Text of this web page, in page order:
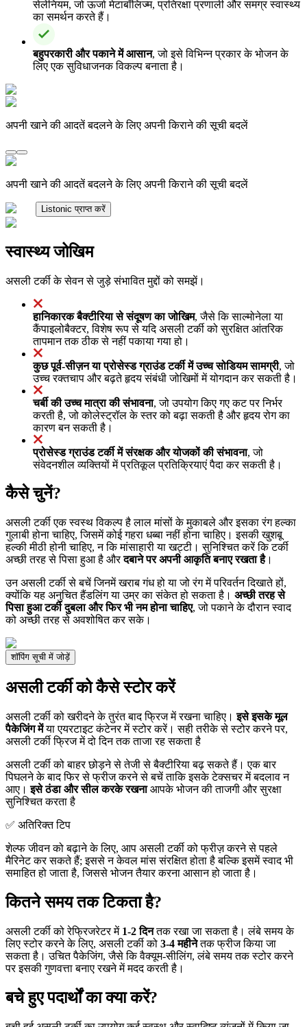
सेलेनियम, जो ऊर्जा मेटाबॉलिज्म, प्रतिरक्षा प्रणाली और समग्र स्वास्थ्य
का समर्थन करते हैं।
बहुपरकारी और पकाने में आसान, जो इसे विभिन्न प्रकार के भोजन के
लिए एक सुविधाजनक विकल्प बनाता है।
अपनी खाने की आदतें बदलने के लिए अपनी किराने की सूची बदलें
अपनी खाने की आदतें बदलने के लिए अपनी किराने की सूची बदलें
Listonic प्राप्त करें
स्वास्थ्य जोखिम
असली टर्की के सेवन से जुड़े संभावित मुद्दों को समझें।
हानिकारक बैक्टीरिया से संदूषण का जोखिम, जैसे कि साल्मोनेला या
कैंपाइलोबैक्टर, विशेष रूप से यदि असली टर्की को सुरक्षित आंतरिक
तापमान तक ठीक से नहीं पकाया गया हो।
कुछ पूर्व-सीज़न या प्रोसेस्ड ग्राउंड टर्की में उच्च सोडियम सामग्री, जो
उच्च रक्तचाप और बढ़ते हृदय संबंधी जोखिमों में योगदान कर सकती है।
चर्बी की उच्च मात्रा की संभावना, जो उपयोग किए गए कट पर निर्भर
करती है, जो कोलेस्ट्रॉल के स्तर को बढ़ा सकती है और हृदय रोग का
कारण बन सकती है।
प्रोसेस्ड ग्राउंड टर्की में संरक्षक और योजकों की संभावना, जो
संवेदनशील व्यक्तियों में प्रतिकूल प्रतिक्रियाएं पैदा कर सकती है।
कैसे चुनें?
असली टर्की एक स्वस्थ विकल्प है लाल मांसों के मुकाबले और इसका रंग हल्का
गुलाबी होना चाहिए, जिसमें कोई गहरा धब्बा नहीं होना चाहिए। इसकी खुशबू
हल्की मीठी होनी चाहिए, न कि मांसाहारी या खट्टी। सुनिश्चित करें कि टर्की
अच्छी तरह से पिसा हुआ है औरदबाने पर अपनी आकृति बनाए रखता है।
उन असली टर्की से बचें जिनमें खराब गंध हो या जो रंग में परिवर्तन दिखाते हों,
क्योंकि यह अनुचित हैंडलिंग या उम्र का संकेत हो सकता है। अच्छी तरह से
पिसा हुआ टर्की दुबला और फिर भी नम होना चाहिए, जो पकाने के दौरान स्वाद
को अच्छी तरह से अवशोषित कर सके।
शॉपिंग सूची में जोड़ें
असली टर्की को कैसे स्टोर करें
असली टर्की को खरीदने के तुरंत बाद फ्रिज में रखना चाहिए।इसे इसके मूल
पैकेजिंग मेंया एयरटाइट कंटेनर में स्टोर करें। सही तरीके से स्टोर करने पर,
असली टर्की फ्रिज में दो दिन तक ताजा रह सकता है
असली टर्की को बाहर छोड़ने से तेजी से बैक्टीरिया बढ़ सकते हैं। एक बार
पिघलने के बाद फिर से फ्रीज करने से बचें ताकि इसके टेक्सचर में बदलाव न
आए।इसे ठंडा और सील करके रखनाआपके भोजन की ताजगी और सुरक्षा
सुनिश्चित करता है
✅ अतिरिक्त टिप
शेल्फ जीवन को बढ़ाने के लिए, आप असली टर्की को फ्रीज़ करने से पहले
मैरिनेट कर सकते हैं; इससे न केवल मांस संरक्षित होता है बल्कि इसमें स्वाद भी
समाहित हो जाता है, जिससे भोजन तैयार करना आसान हो जाता है।
कितने समय तक टिकता है?
असली टर्की को रेफ्रिजरेटर में 1-2 दिनतक रखा जा सकता है। लंबे समय के
लिए स्टोर करने के लिए, असली टर्की को 3-4 महीनेतक फ्रीज किया जा
सकता है। उचित पैकेजिंग, जैसे कि वैक्यूम-सीलिंग, लंबे समय तक स्टोर करने
पर इसकी गुणवत्ता बनाए रखने में मदद करती है।
बचे हुए पदार्थों का क्या करें?